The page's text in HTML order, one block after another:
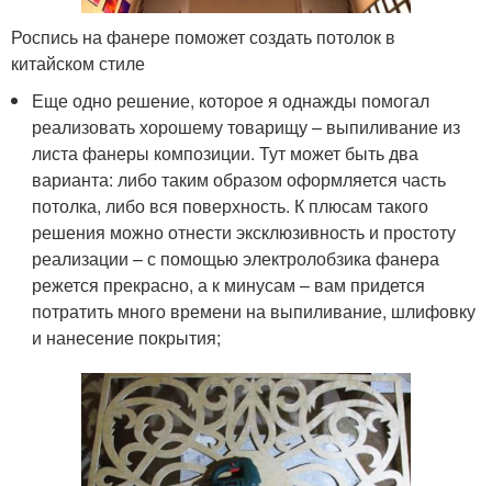
Роспись на фанере поможет создать потолок в
китайском стиле
Еще одно решение, которое я однажды помогал
реализовать хорошему товарищу – выпиливание из
листа фанеры композиции. Тут может быть два
варианта: либо таким образом оформляется часть
потолка, либо вся поверхность. К плюсам такого
решения можно отнести эксклюзивность и простоту
реализации – с помощью электролобзика фанера
режется прекрасно, а к минусам – вам придется
потратить много времени на выпиливание, шлифовку
и нанесение покрытия;